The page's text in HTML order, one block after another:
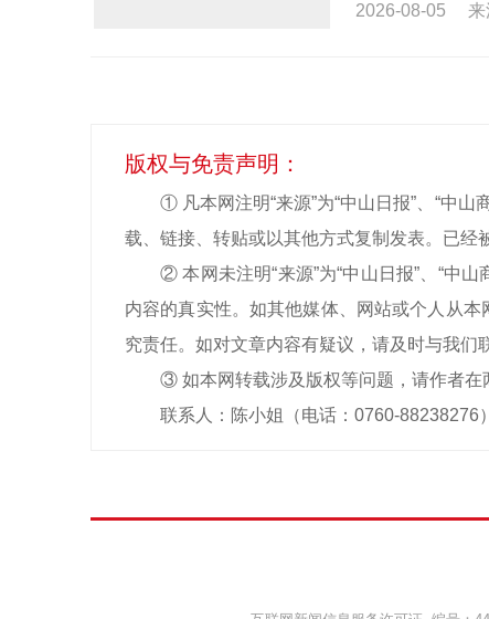
2026-08-05 来
版权与免责声明：
① 凡本网注明“来源”为“中山日报”、“中
载、链接、转贴或以其他方式复制发表。已经
② 本网未注明“来源”为“中山日报”、“中
内容的真实性。如其他媒体、网站或个人从本
究责任。如对文章内容有疑议，请及时与我们
③ 如本网转载涉及版权等问题，请作者在
联系人：陈小姐（电话：0760-88238276